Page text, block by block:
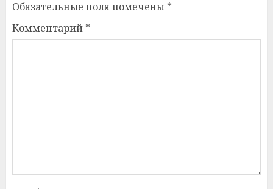
Обязательные поля помечены *
Комментарий *